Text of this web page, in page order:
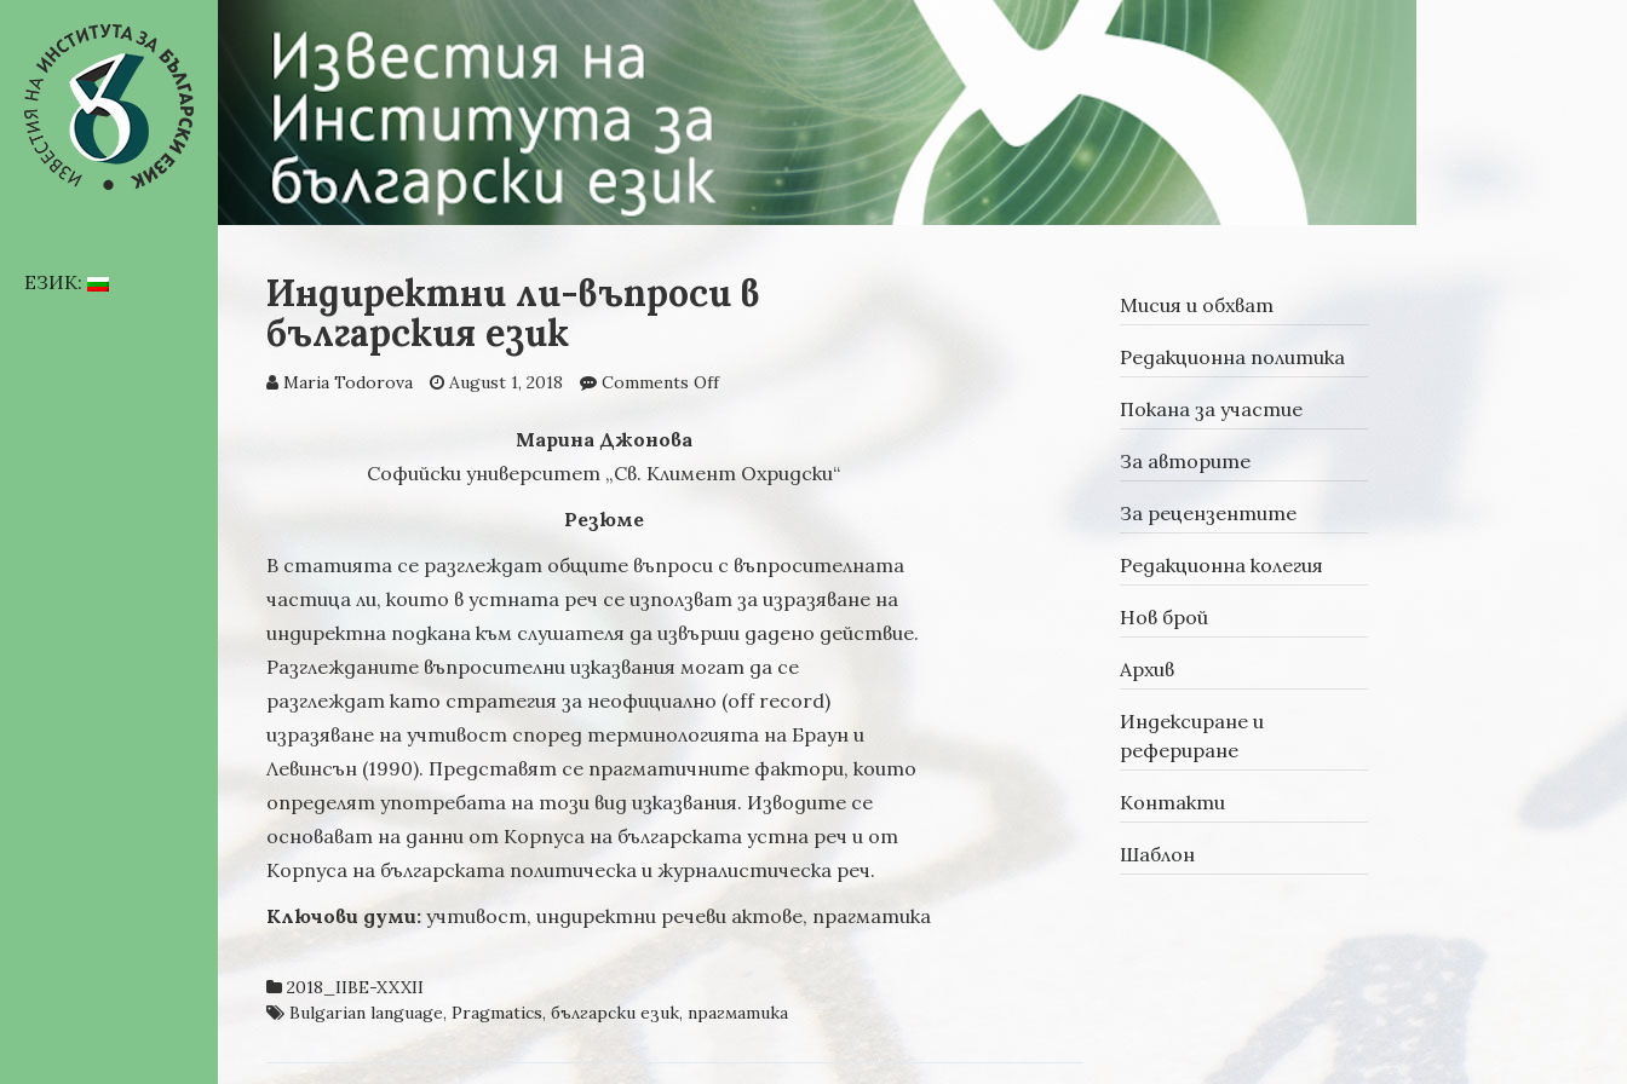
ЕЗИК:
Индиректни ли-въпроси в
българския език
Maria Todorova August 1, 2018 Comments Offon Индиректни ли-въпроси
Марина Джонова
Софийски университет „Св. Климент Охридски“
Резюме
В статията се разглеждат общите въпроси с въпросителната
частица ли, които в устната реч се използват за изразяване на
индиректна подкана към слушателя да извърши дадено действие.
Разглежданите въпросителни изказвания могат да се
разглеждат като стратегия за неофициално (off record)
изразяване на учтивост според терминологията на Браун и
Левинсън (1990). Представят се прагматичните фактори, които
определят употребата на този вид изказвания. Изводите се
основават на данни от Корпуса на българската устна реч и от
Корпуса на българската политическа и журналистическа реч.
Ключови думи: учтивост, индиректни речеви актове, прагматика
2018_IIBE-XXXII
Bulgarian language, Pragmatics, български език, прагматика
Мисия и обхват
Редакционна политика
Покана за участие
За авторите
За рецензентите
Редакционна колегия
Нов брой
Архив
Индексиране и
рефериране
Контакти
Шаблон